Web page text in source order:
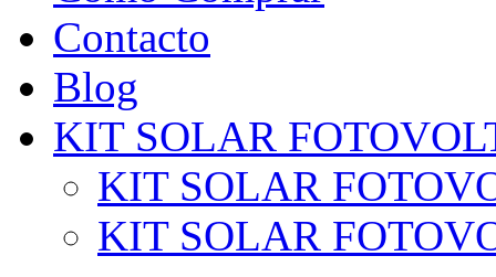
Contacto
Blog
KIT SOLAR
KIT SOLAR
KIT SOLAR